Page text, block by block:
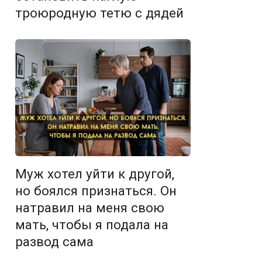
троюродную тетю с дядей
Муж хотел уйти к другой,
но боялся признаться. Он
натравил на меня свою
мать, чтобы я подала на
развод сама